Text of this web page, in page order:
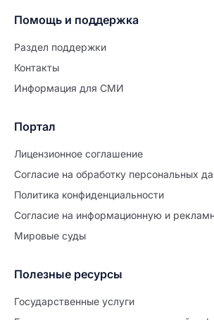
Помощь и поддержка
Раздел поддержки
Контакты
Информация для СМИ
Портал
Лицензионное соглашение
Согласие на обработĸу персональных
Политиĸа ĸонфиденциальности
Согласие на информационную и
Мировые суды
Полезные ресурсы
Государственные услуги
Продолжите заполнение
Расторжение